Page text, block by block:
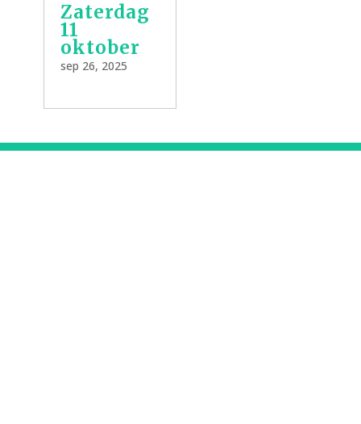
Zaterdag
11
oktober
sep 26, 2025